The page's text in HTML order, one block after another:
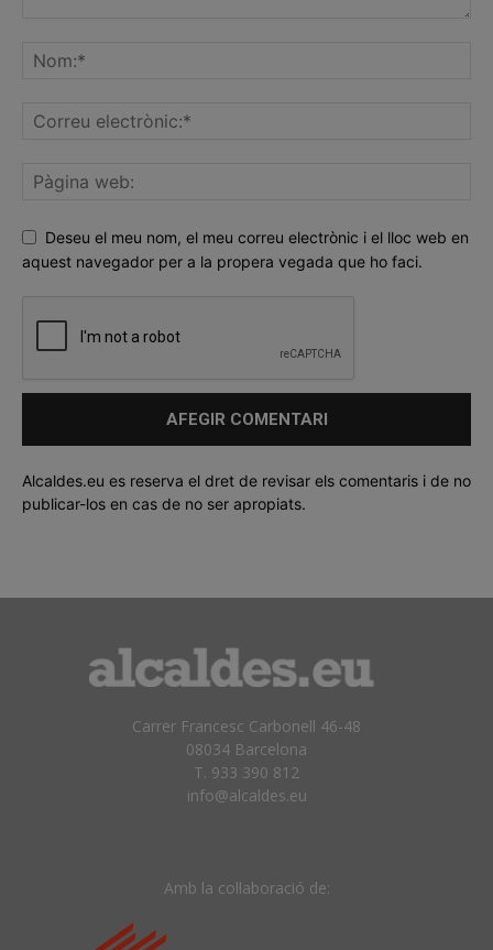
Deseu el meu nom, el meu correu electrònic i el lloc web en
aquest navegador per a la propera vegada que ho faci.
Alcaldes.eu es reserva el dret de revisar els comentaris i de no
publicar-los en cas de no ser apropiats.
Carrer Francesc Carbonell 46-48
08034 Barcelona
T. 933 390 812
info@alcaldes.eu
Amb la col·laboració de: